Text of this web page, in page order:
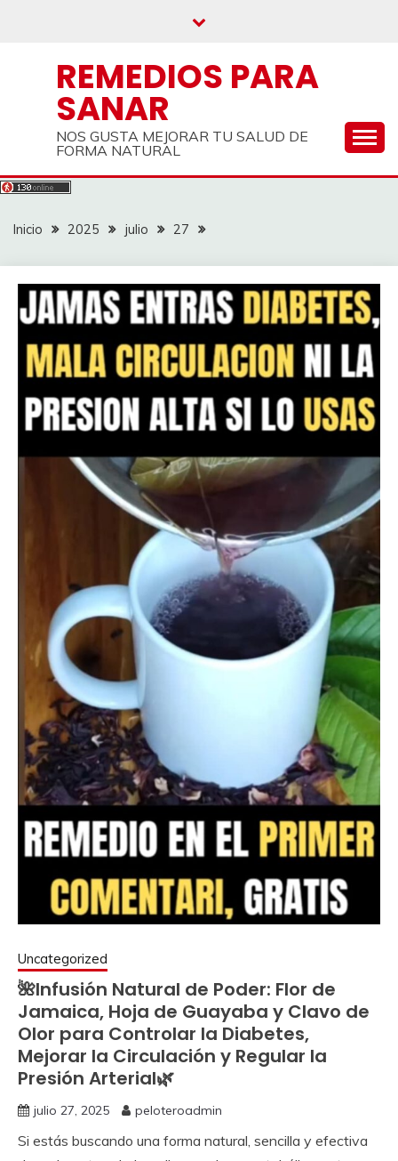
REMEDIOS PARA
SANAR
NOS GUSTA MEJORAR TU SALUD DE
FORMA NATURAL
Inicio 2025 julio 27
Uncategorized
🌺Infusión Natural de Poder: Flor de
Jamaica, Hoja de Guayaba y Clavo de
Olor para Controlar la Diabetes,
Mejorar la Circulación y Regular la
Presión Arterial🌿
julio 27, 2025 peloteroadmin
Si estás buscando una forma natural, sencilla y efectiva